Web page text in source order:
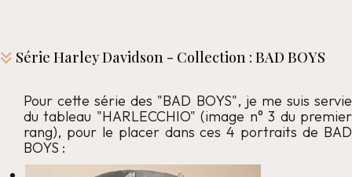
Série Harley Davidson - Collection : BAD BOYS
Pour cette série des "BAD BOYS", je me suis servie
du tableau "HARLECCHIO" (image n° 3 du premier
rang), pour le placer dans ces 4 portraits de BAD
BOYS :